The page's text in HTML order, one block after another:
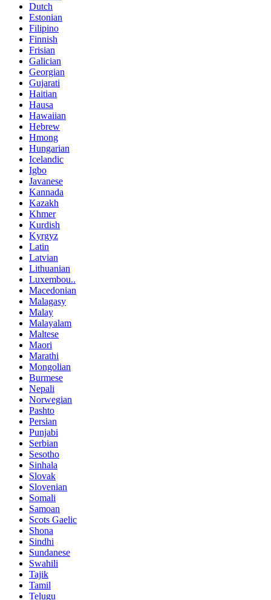
Dutch
Estonian
Filipino
Finnish
Frisian
Galician
Georgian
Gujarati
Haitian
Hausa
Hawaiian
Hebrew
Hmong
Hungarian
Icelandic
Igbo
Javanese
Kannada
Kazakh
Khmer
Kurdish
Kyrgyz
Latin
Latvian
Lithuanian
Luxembou..
Macedonian
Malagasy
Malay
Malayalam
Maltese
Maori
Marathi
Mongolian
Burmese
Nepali
Norwegian
Pashto
Persian
Punjabi
Serbian
Sesotho
Sinhala
Slovak
Slovenian
Somali
Samoan
Scots Gaelic
Shona
Sindhi
Sundanese
Swahili
Tajik
Tamil
Telugu